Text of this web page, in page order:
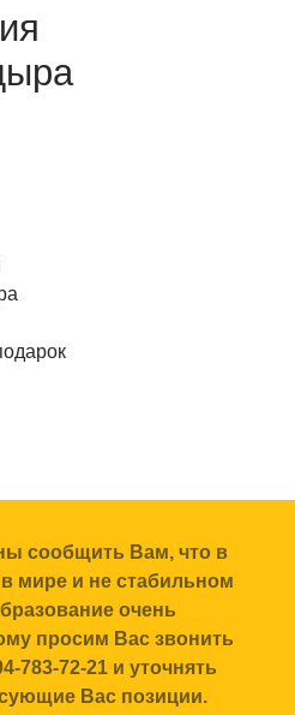
сообщить Вам, что в
мире и не стабильном
очень
просим Вас звонить
783-72-21 и уточнять
Вас позиции.